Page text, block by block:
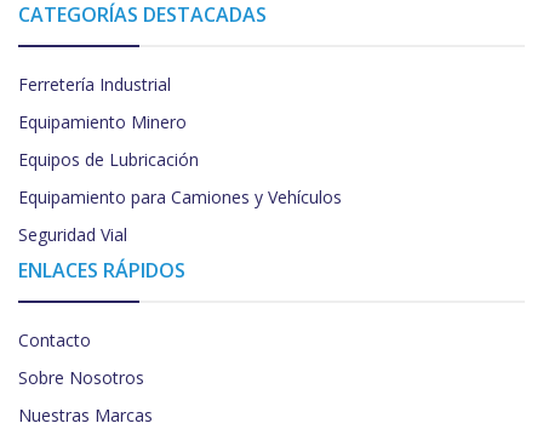
CATEGORÍAS DESTACADAS
Ferretería Industrial
Equipamiento Minero
Equipos de Lubricación
Equipamiento para Camiones y Vehículos
Seguridad Vial
ENLACES RÁPIDOS
Contacto
Sobre Nosotros
Nuestras Marcas